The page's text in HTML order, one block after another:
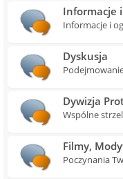
Informacje i
Informacje i
Dyskusja
Dywizja
Wspólne
Filmy,
Poczynania